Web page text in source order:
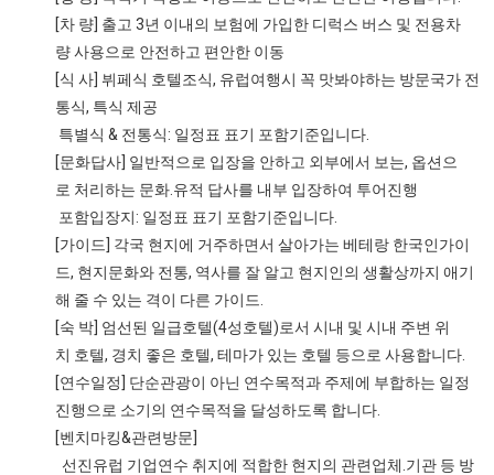
[차 량] 출고 3년 이내의 보험에 가입한 디럭스 버스 및 전용차
량 사용으로 안전하고 편안한 이동
[식 사] 뷔페식 호텔조식, 유럽여행시 꼭 맛봐야하는 방문국가 전
통식, 특식 제공
특별식 & 전통식: 일정표 표기 포함기준입니다.
[문화답사] 일반적으로 입장을 안하고 외부에서 보는, 옵션으
로 처리하는 문화.유적 답사를 내부 입장하여 투어진행
포함입장지: 일정표 표기 포함기준입니다.
[가이드] 각국 현지에 거주하면서 살아가는 베테랑 한국인가이
드, 현지문화와 전통, 역사를 잘 알고 현지인의 생활상까지 애기
해 줄 수 있는 격이 다른 가이드.
[숙 박] 엄선된 일급호텔(4성호텔)로서 시내 및 시내 주변 위
치 호텔, 경치 좋은 호텔, 테마가 있는 호텔 등으로 사용합니다.
[연수일정] 단순관광이 아닌 연수목적과 주제에 부합하는 일정
진행으로 소기의 연수목적을 달성하도록 합니다.
[벤치마킹&관련방문]
선진유럽 기업연수 취지에 적합한 현지의 관련업체.기관 등 방